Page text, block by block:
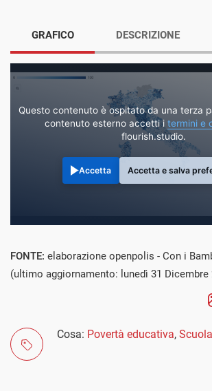
GRAFICO
Questo contenuto è ospitato da una terza
contenuto esterno accetti i termini e
flourish.studio.
Accetta Accetta e salva
DESCRIZIONE
FONTE: elaborazione openpolis - Con i
(ultimo aggiornamento: lunedì 31 Dicembre
Cosa: Povertà educativa, Scuola